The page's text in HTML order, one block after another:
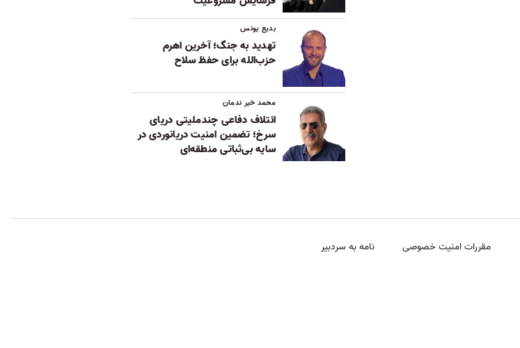
بدیع یونس
تهدید به جنگ؛ آخرین اهرم
حزب‌الله برای حفظ سلاح
محمد خیر ندمان
ائتلاف دفاعی چندملیتی دریای
سرخ؛ تضمین امنیت دریانوردی در
سایه بی‌ثباتی‌ منطقه‌ای
مقررات امنیت خصوصی نامه به سردبیر